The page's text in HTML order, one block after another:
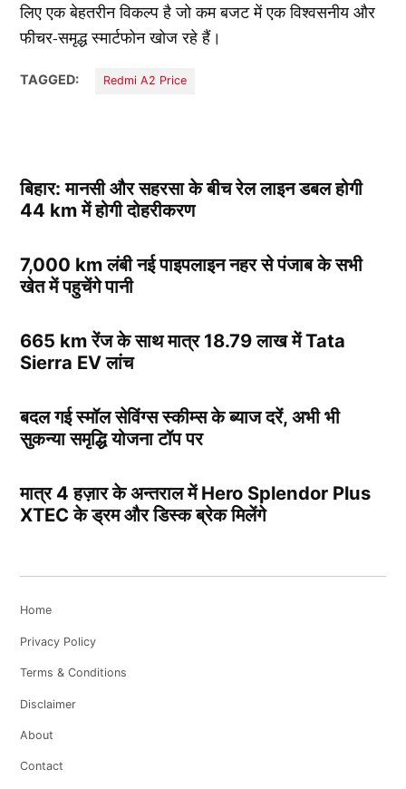
लिए एक बेहतरीन विकल्प है जो कम बजट में एक विश्वसनीय और
फीचर-समृद्ध स्मार्टफोन खोज रहे हैं।
TAGGED: Redmi A2 Price
बिहार: मानसी और सहरसा के बीच रेल लाइन डबल होगी
44 km में होगी दोहरीकरण
7,000 km लंबी नई पाइपलाइन नहर से पंजाब के सभी
खेत में पहुचेंगे पानी
665 km रेंज के साथ मात्र 18.79 लाख में Tata
Sierra EV लांच
बदल गई स्मॉल सेविंग्स स्कीम्स के ब्याज दरें, अभी भी
सुकन्या समृद्धि योजना टॉप पर
मात्र 4 हज़ार के अन्तराल में Hero Splendor Plus
XTEC के ड्रम और डिस्क ब्रेक मिलेंगे
Home
Privacy Policy
Terms & Conditions
Disclaimer
About
Contact